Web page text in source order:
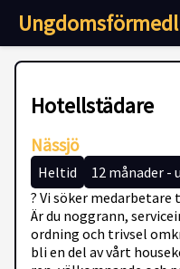
Hotellstädare
Nässjö
Heltid 12 månader -
? Vi söker
Är du noggrann,
ordning och trivsel
bli en del av vårt